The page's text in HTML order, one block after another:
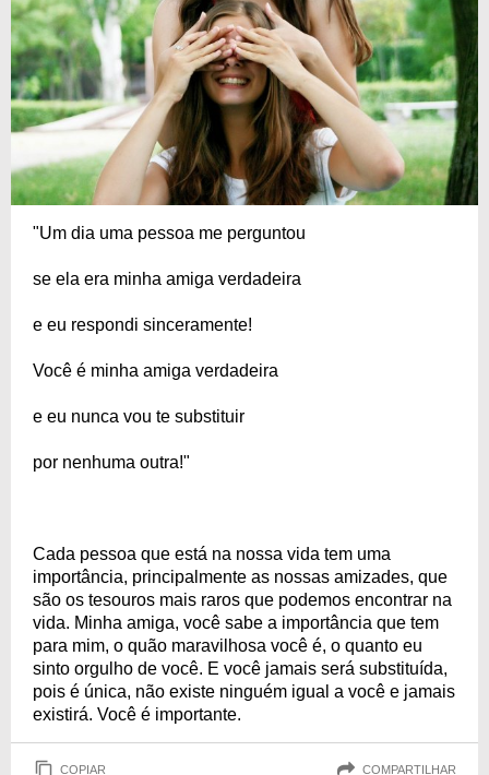
"Um dia uma pessoa me perguntou
se ela era minha amiga verdadeira
e eu respondi sinceramente!
Você é minha amiga verdadeira
e eu nunca vou te substituir
por nenhuma outra!"
Cada pessoa que está na nossa vida tem uma
importância, principalmente as nossas amizades, que
são os tesouros mais raros que podemos encontrar na
vida. Minha amiga, você sabe a importância que tem
para mim, o quão maravilhosa você é, o quanto eu
sinto orgulho de você. E você jamais será substituída,
pois é única, não existe ninguém igual a você e jamais
existirá. Você é importante.
COPIAR COMPARTILHAR